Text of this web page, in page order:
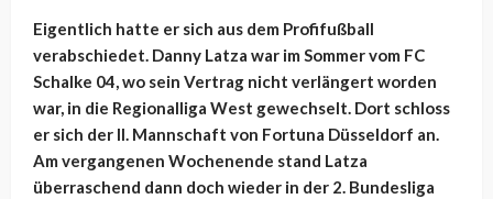
Eigentlich hatte er sich aus dem Profifußball
verabschiedet. Danny Latza war im Sommer vom FC
Schalke 04, wo sein Vertrag nicht verlängert worden
war, in die Regionalliga West gewechselt. Dort schloss
er sich der II. Mannschaft von Fortuna Düsseldorf an.
Am vergangenen Wochenende stand Latza
überraschend dann doch wieder in der 2. Bundesliga